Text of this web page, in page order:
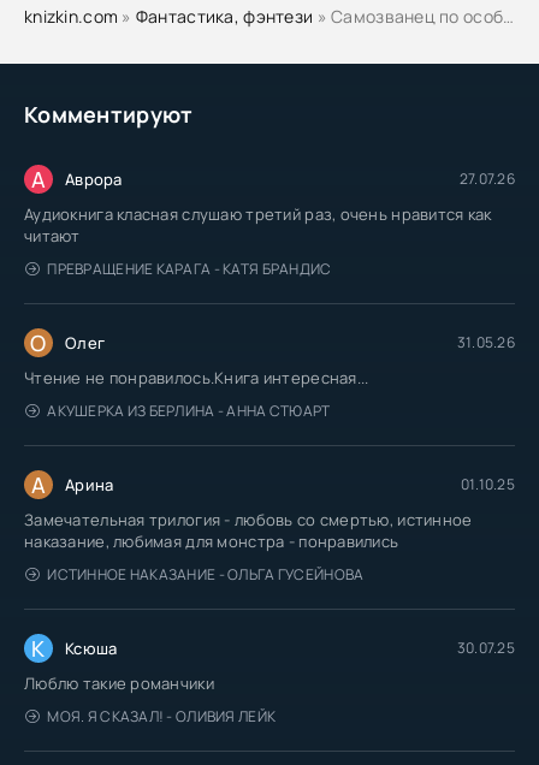
Комментируют
А Аврора 27.07.26
Аудиокнига класная слушаю третий раз, очень нравится как
читают
ПРЕВРАЩЕНИЕ КАРАГА - КАТЯ БРАНДИС
О Олег 31.05.26
Чтение не понравилось.Книга интересная...
АКУШЕРКА ИЗ БЕРЛИНА - АННА СТЮАРТ
А Арина 01.10.25
Замечательная трилогия - любовь со смертью, истинное
наказание, любимая для монстра - понравились
ИСТИННОЕ НАКАЗАНИЕ - ОЛЬГА ГУСЕЙНОВА
К Ксюша 30.07.25
Люблю такие романчики
МОЯ. Я СКАЗАЛ! - ОЛИВИЯ ЛЕЙК
knizkin.com » Фантастика, фэнтези » Самозванец по особому поручению - Антон Демченко